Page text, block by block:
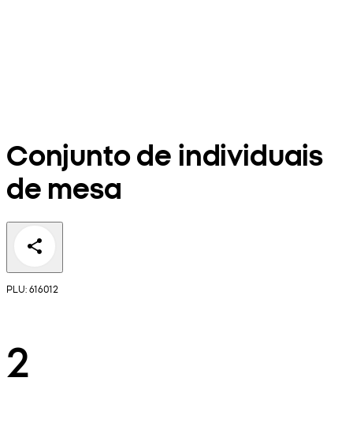
Conjunto de individuais
de mesa
PLU: 616012
2